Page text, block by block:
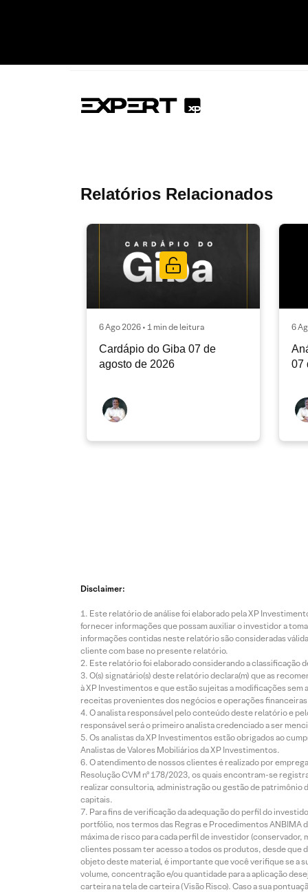
Relatórios Relacionados
6 Ago 2026 • 1 min de leitura
Cardápio do Giba 07 de
agosto de 2026
6
07
Disclaimer:
Este relatório de análise foi elaborado pela XP
fornecer informações que possam auxiliar o investidor a
informações contidas neste relatório são consideradas
cliente com base no presente relatório.
Este relatório foi elaborado considerando a classificação
O(s) signatário(s) deste relatório declara(m) que as
à XP Investimentos e que estão sujeitas a modificações
receitas provenientes dos negócios e operações
O analista responsável pelo conteúdo deste relatório e
responsável será o primeiro analista credenciado a ser
Os analistas da XP Investimentos estão obrigados ao
Analistas de Valores Mobiliários da XP Investimentos.
O atendimento de nossos clientes é realizado por
Resolução CVM nº 178/2023, os quais encontram-se
realizar consultoria, administração ou gestão de patrimônio
capitais.
Para fins de verificação da adequação do perfil do
portfólio, nos termos das Regras e Procedimentos
máxima de risco para cada perfil de investidor
clientes possam ter acesso a todos os produtos, desde que
objeto deste material, é importante que você verifique se a
volume, concentração e/ou quantidade para a aplicação
carteira na tela de carteira (Visão Risco). Caso a sua